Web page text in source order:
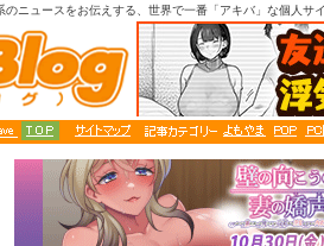
ニュースをお伝えする、世界で一番「アキバ」な個人サ